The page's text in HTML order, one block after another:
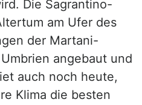
Die Sagrantino-
am Ufer des
der Martani-
angebaut und
auch noch heute,
Klima die besten